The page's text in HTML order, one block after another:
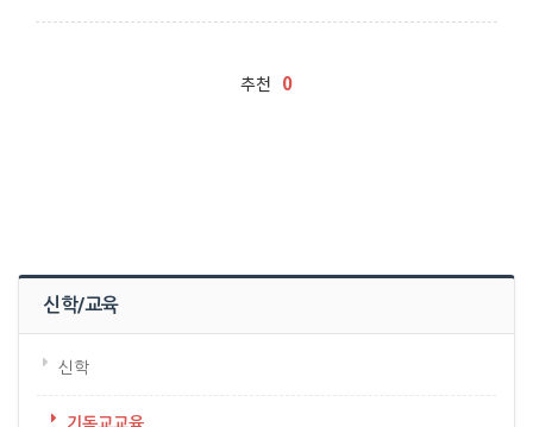
추천 0
신학/교육
신학
기독교교육